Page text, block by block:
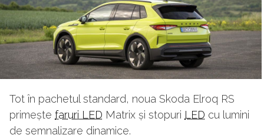
Tot în pachetul standard, noua Skoda Elroq RS
primește faruri LED Matrix și stopuri LED cu lumini
de semnalizare dinamice.